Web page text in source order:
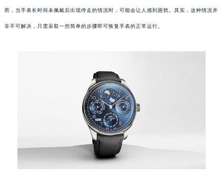
而，当手表长时间未佩戴后出现停走的情况时，可能会让人感到困扰。其实，这种情况并
非不可解决，只需采取一些简单的步骤即可恢复手表的正常运行。